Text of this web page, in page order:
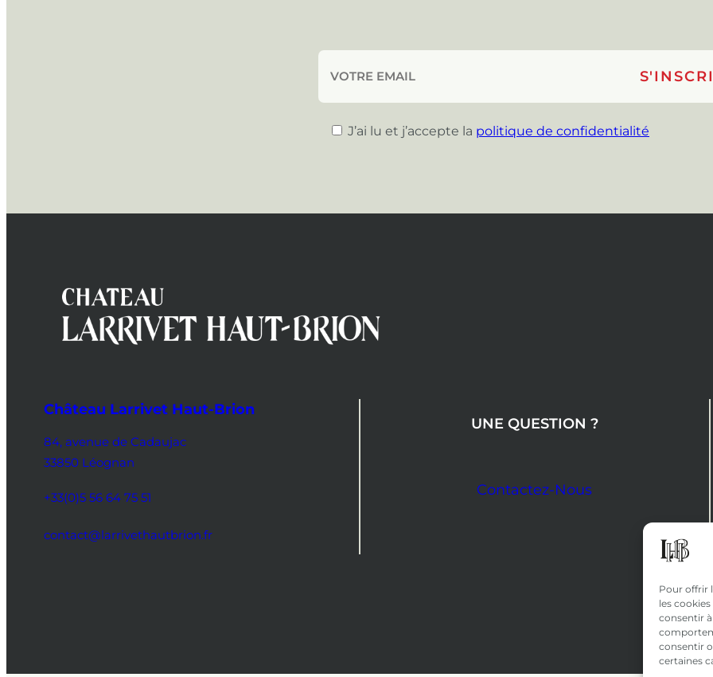
Pour offrir
les
consentir
consentir
certaines
J’ai lu et j’accepte la politique de confidentialité
Château Larrivet Haut-Brion
84, avenue de Cadaujac
33850 Léognan
+33(0)5 56 64 75 51
contact@larrivethautbrion.fr
UNE QUESTION ?
Contactez-Nous